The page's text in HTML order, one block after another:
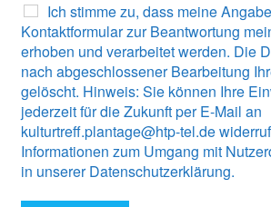
Ich stimme zu, dass meine
Kontaktformular zur Beantwortung
erhoben und verarbeitet werden. Die
nach abgeschlossener Bearbeitung
gelöscht. Hinweis: Sie können Ihre
jederzeit für die Zukunft per E-Mail an
kulturtreff.plantage@htp-tel.de
Informationen zum Umgang mit
in unserer Datenschutzerklärung.